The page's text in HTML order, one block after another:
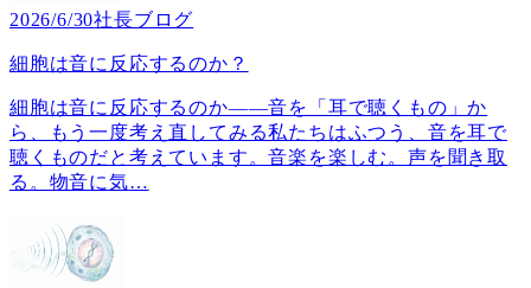
2026/6/30社長ブログ
細胞は音に反応するのか？
細胞は音に反応するのか――音を「耳で聴くもの」か
ら、もう一度考え直してみる私たちはふつう、音を耳で
聴くものだと考えています。音楽を楽しむ。声を聞き取
る。物音に気…